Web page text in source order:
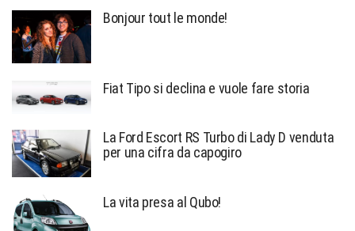
Bonjour tout le monde!
Fiat Tipo si declina e vuole fare storia
La Ford Escort RS Turbo di Lady D venduta
per una cifra da capogiro
La vita presa al Qubo!